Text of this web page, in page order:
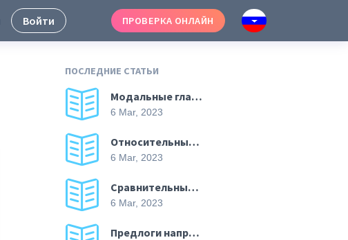
Войти ПРОВЕРКА ОНЛАЙН
ПОСЛЕДНИЕ СТАТЬИ
Модальные глаголы в английском
6 Mar, 2023
Относительные наречия в английском
6 Mar, 2023
Сравнительные наречия в английском
6 Mar, 2023
Предлоги направления в английском